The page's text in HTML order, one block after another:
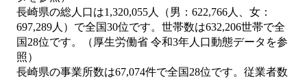
長崎県の総人口は1,320,055人（男：622,766人、女：
697,289人）で全国30位です。世帯数は632,206世帯で全
国28位です。（厚生労働省 令和3年人口動態データを参
照）
長崎県の事業所数は67,074件で全国28位です。従業者数